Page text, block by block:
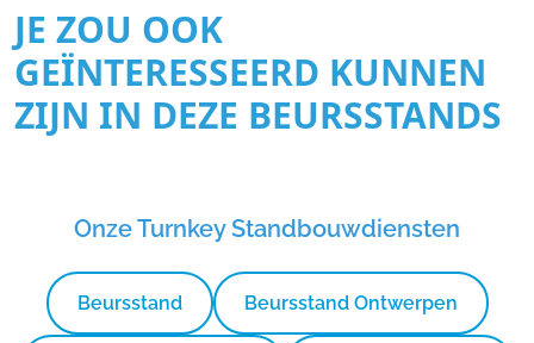
JE ZOU OOK
GEÏNTERESSEERD KUNNEN
ZIJN IN DEZE BEURSSTANDS
Onze Turnkey Standbouwdiensten
Beursstand Beursstand Ontwerpen